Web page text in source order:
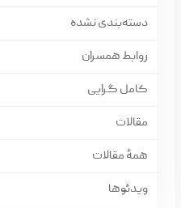
دسته‌بندی نشده
روابط همسران
کامل گرایی
مقالات
همۀ مقالات
ویدئوها